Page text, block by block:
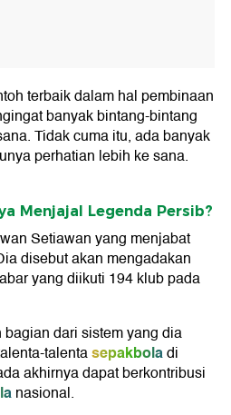
terbaik dalam hal pembinaan
banyak bintang-bintang
Tidak cuma itu, ada banyak
perhatian lebih ke sana.
Menjajal Legenda Persib?
Setiawan yang menjabat
disebut akan mengadakan
yang diikuti 194 klub pada
dari sistem yang dia
talentasepakboladi
akhirnya dapat berkontribusi
nasional.